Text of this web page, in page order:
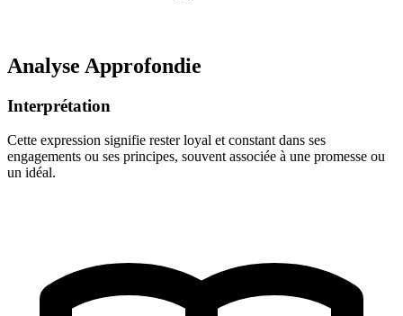
Analyse Approfondie
Interprétation
Cette expression signifie rester loyal et constant dans ses
engagements ou ses principes, souvent associée à une promesse ou
un idéal.